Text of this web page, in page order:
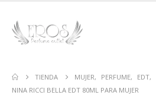
TIENDA MUJER, PERFUME, EDT,
NINA RICCI BELLA EDT 80ML PARA MUJER